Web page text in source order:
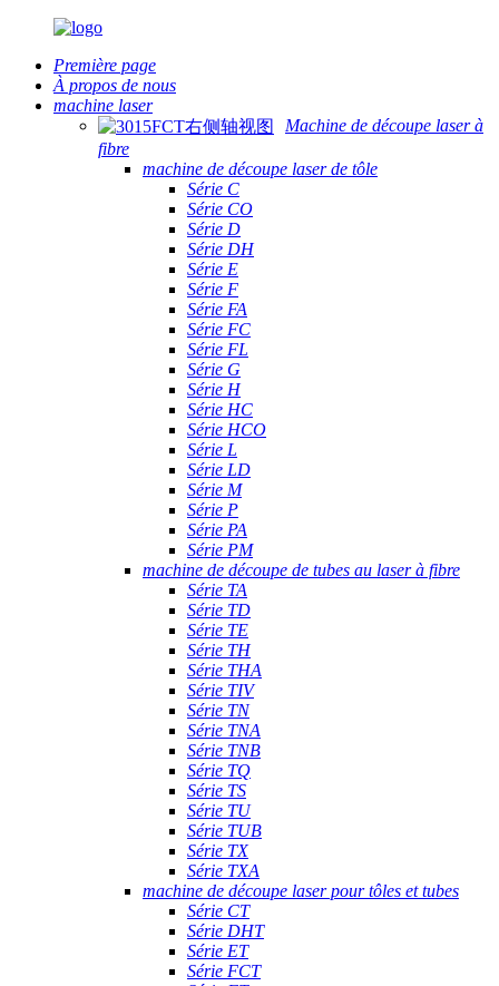
Première page
À propos de nous
machine laser
Machine de découpe laser à
fibre
machine de découpe laser de tôle
Série C
Série CO
Série D
Série DH
Série E
Série F
Série FA
Série FC
Série FL
Série G
Série H
Série HC
Série HCO
Série L
Série LD
Série M
Série P
Série PA
Série PM
machine de découpe de tubes au laser à fibre
Série TA
Série TD
Série TE
Série TH
Série THA
Série TIV
Série TN
Série TNA
Série TNB
Série TQ
Série TS
Série TU
Série TUB
Série TX
Série TXA
machine de découpe laser pour tôles et tubes
Série CT
Série DHT
Série ET
Série FCT